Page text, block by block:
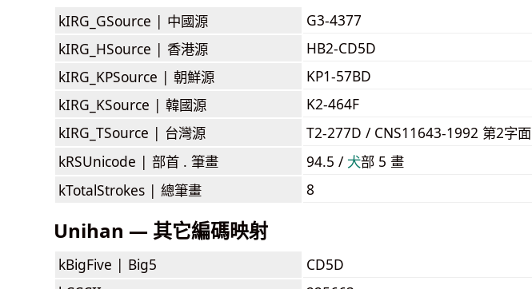
kIRG_GSource | 中國源
G3-4377
kIRG_HSource | 香港源
HB2-CD5D
kIRG_KPSource | 朝鮮源
KP1-57BD
kIRG_KSource | 韓國源
K2-464F
kIRG_TSource | 台灣源
T2-277D / CNS11643-1992 第2字面
kRSUnicode | 部首 . 筆畫 94.5 / ⽝部 5 畫
kTotalStrokes | 總筆畫 8
Unihan — 其它編碼映射
kBigFive | Big5
CD5D